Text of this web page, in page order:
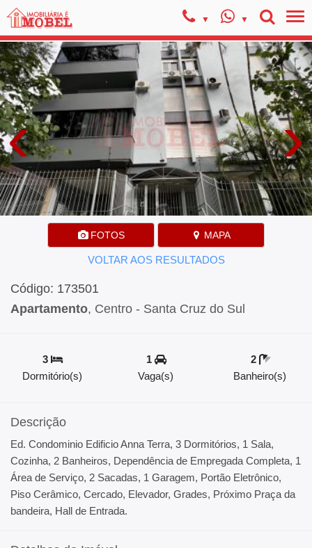
‹ ›
FOTOS MAPA
VOLTAR AOS RESULTADOS
Código: 173501
Apartamento, Centro - Santa Cruz do Sul
3
Dormitório(s)
1
Vaga(s)
2
Banheiro(s)
Descrição
Ed. Condominio Edificio Anna Terra, 3 Dormitórios, 1 Sala,
Cozinha, 2 Banheiros, Dependência de Empregada Completa, 1
Área de Serviço, 2 Sacadas, 1 Garagem, Portão Eletrônico,
Piso Cerâmico, Cercado, Elevador, Grades, Próximo Praça da
bandeira, Hall de Entrada.